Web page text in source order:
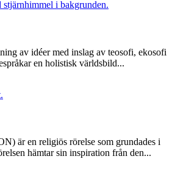
av idéer med inslag av teosofi, ekosofi
en holistisk världsbild...
är en religiös rörelse som grundades i
hämtar sin inspiration från den...